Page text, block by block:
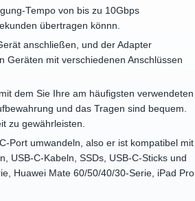
Tempo von bis zu 10Gbps
übertragen könnn.
anschließen, und der Adapter
Geräten mit verschiedenen Anschlüssen
dem Sie Ihre am häufigsten verwendeten
und das Tragen sind bequem.
zu gewährleisten.
Port umwandeln, also er ist kompatibel mit
USB-C-Kabeln, SSDs, USB-C-Sticks und
Huawei Mate 60/50/40/30-Serie, iPad Pro